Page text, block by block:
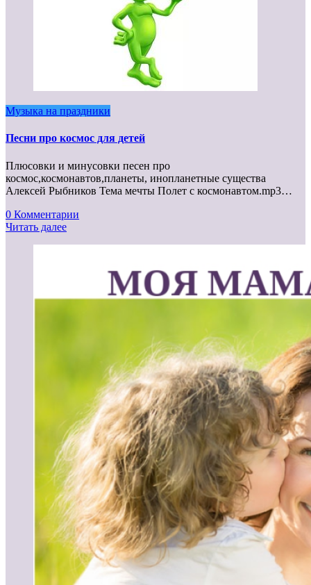
Музыка на праздники
Песни про космос для детей
Плюсовки и минусовки песен про
космос,космонавтов,планеты, инопланетные существа
Алексей Рыбников Тема мечты Полет с космонавтом.mp3…
0 Комментарии
Читать далее